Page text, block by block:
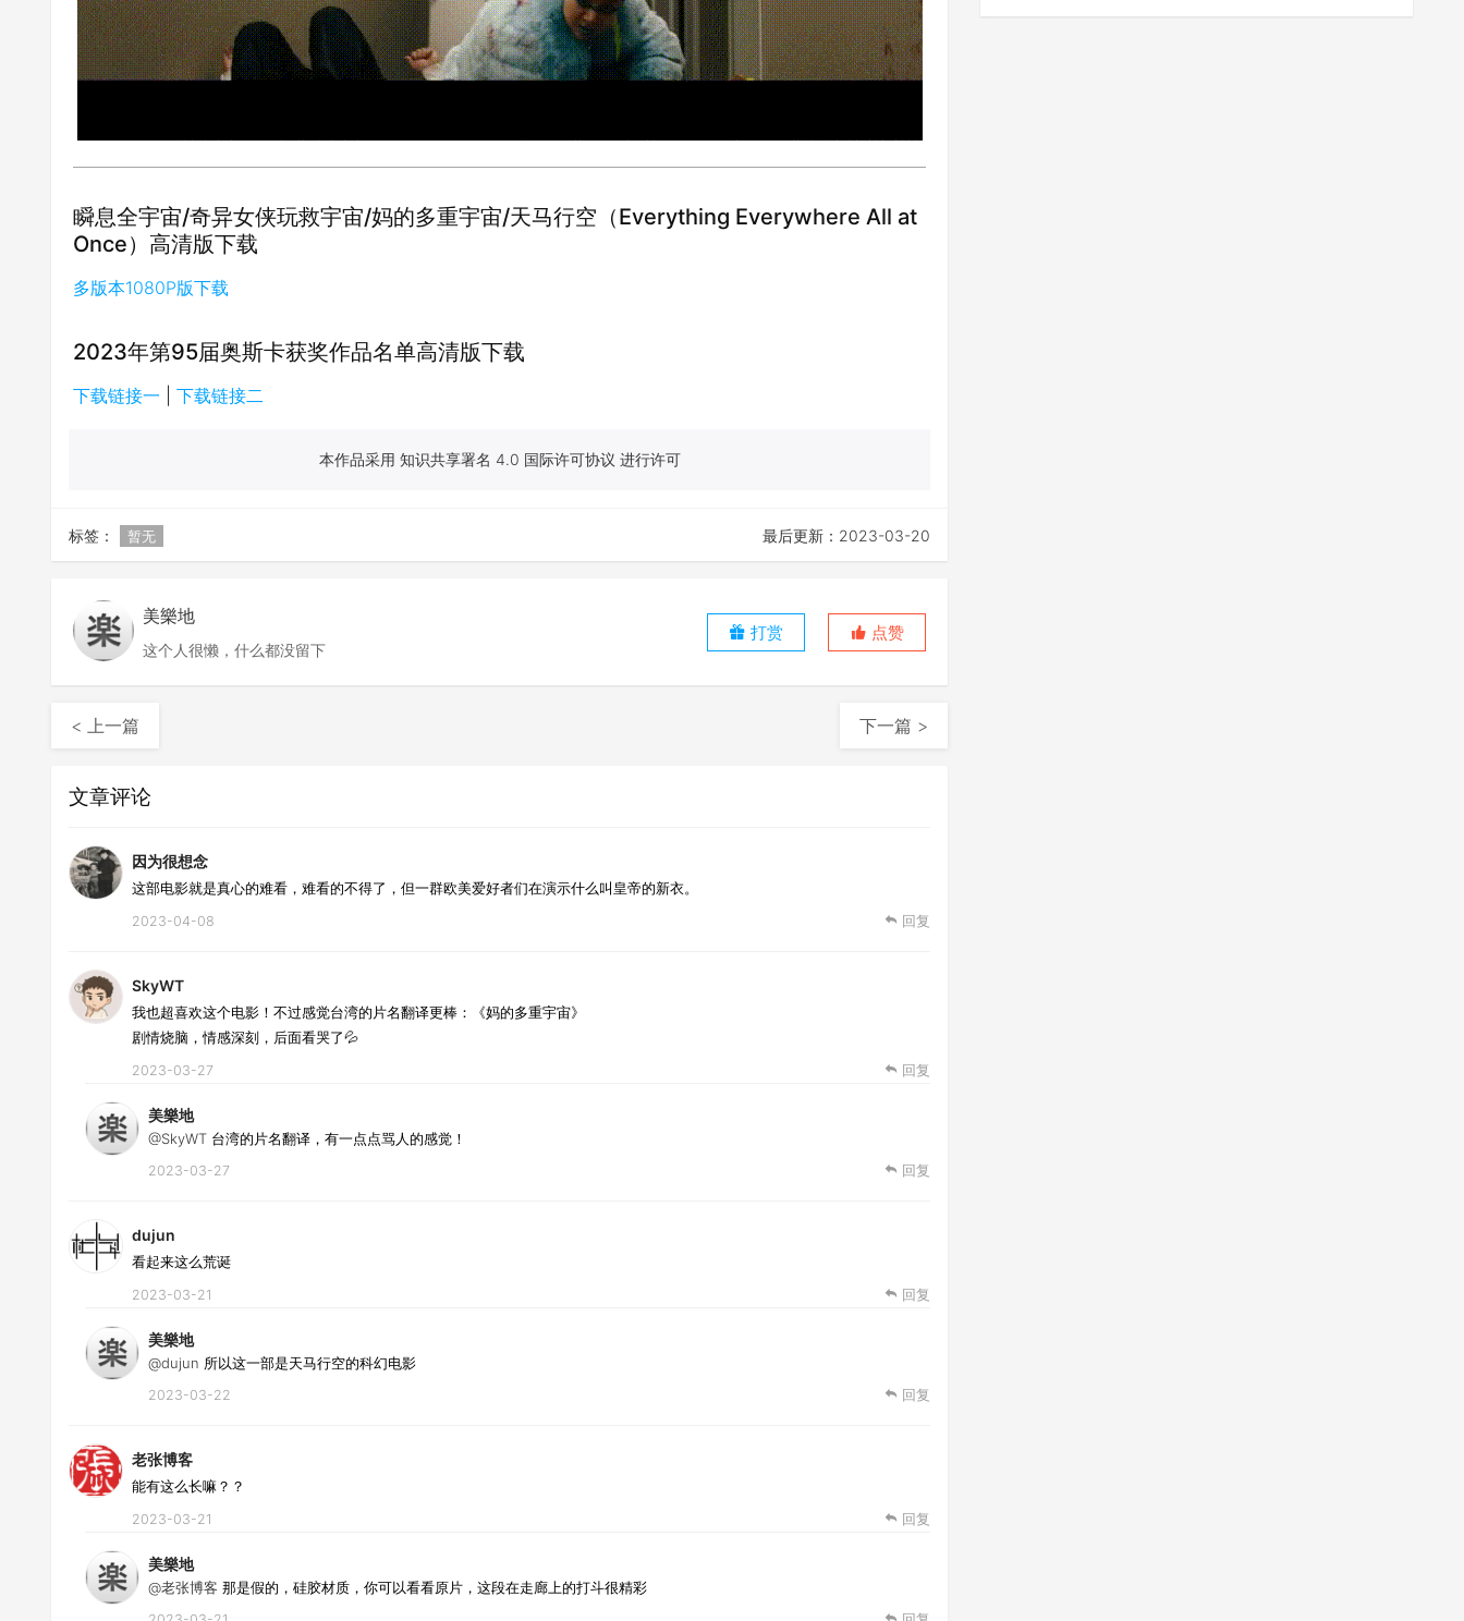
瞬息全宇宙/奇异女侠玩救宇宙/妈的多重宇宙/天马行空（Everything Everywhere All at
Once）高清版下载
多版本1080P版下载
2023年第95届奥斯卡获奖作品名单高清版下载
下载链接一 下载链接二
本作品采用 知识共享署名 4.0 国际许可协议 进行许可
标签： 暂无 最后更新：2023-03-20
美樂地
这个人很懒，什么都没留下
打赏 点赞
< 上一篇 下一篇 >
文章评论
因为很想念
这部电影就是真心的难看，难看的不得了，但一群欧美爱好者们在演示什么叫皇帝的新衣。
2023-04-08 回复
SkyWT
我也超喜欢这个电影！不过感觉台湾的片名翻译更棒：《妈的多重宇宙》
剧情烧脑，情感深刻，后面看哭了💦
2023-03-27 回复
美樂地
@SkyWT 台湾的片名翻译，有一点点骂人的感觉！
2023-03-27 回复
dujun
看起来这么荒诞
2023-03-21 回复
美樂地
@dujun 所以这一部是天马行空的科幻电影
2023-03-22 回复
老张博客
能有这么长嘛？？
2023-03-21 回复
美樂地
@老张博客 那是假的，硅胶材质，你可以看看原片，这段在走廊上的打斗很精彩